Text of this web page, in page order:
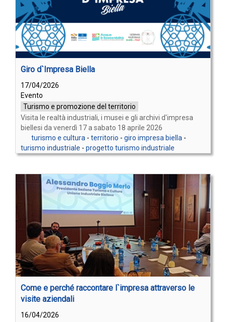
Giro d`Impresa Biella
17/04/2026
Evento
Turismo e promozione del territorio
Visita le realtà industriali, i musei e gli archivi d'impresa
biellesi da venerdì 17 a sabato 18 aprile 2026
turismo e cultura- territorio - giro impresa biella-
turismo industriale - progetto turismo industriale
Come e perché raccontare l`impresa attraverso le
visite aziendali
16/04/2026